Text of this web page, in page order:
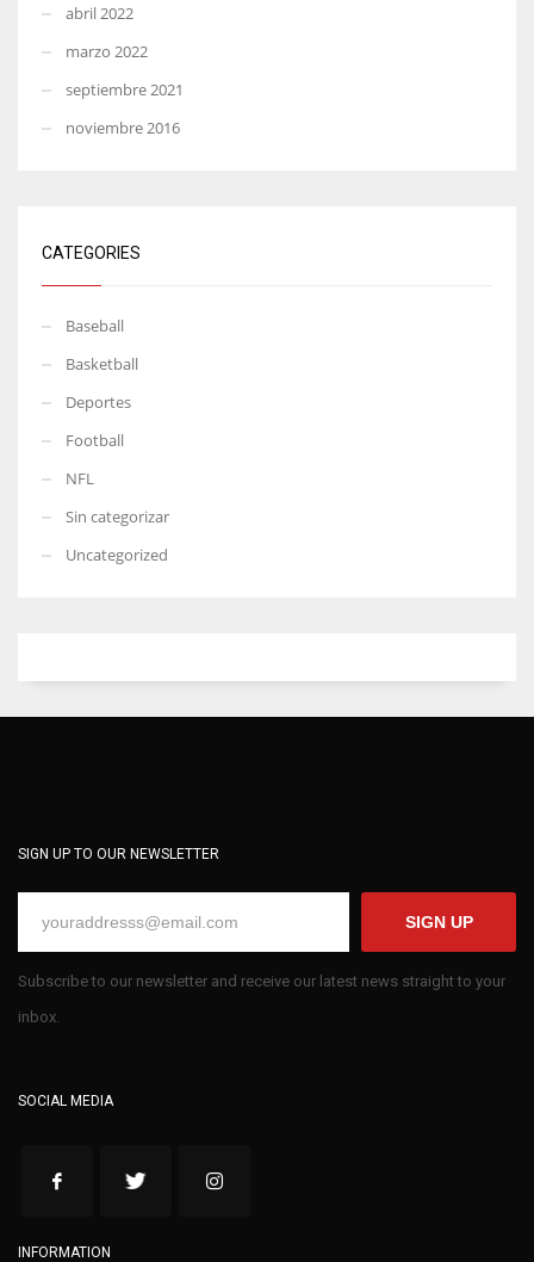
abril 2022
marzo 2022
septiembre 2021
noviembre 2016
CATEGORIES
Baseball
Basketball
Deportes
Football
NFL
Sin categorizar
Uncategorized
SIGN UP TO OUR NEWSLETTER
SIGN UP
Subscribe to our newsletter and receive our latest news straight to your
inbox.
SOCIAL MEDIA
INFORMATION